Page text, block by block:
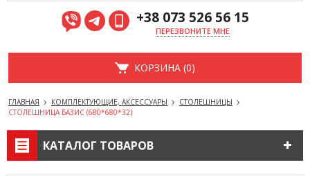
+38 073 526 56 15
ПЕРЕЗВОНИТЕ МНЕ
КОРЗИНА (0)
ГЛАВНАЯ КОМПЛЕКТУЮЩИЕ, АКСЕССУАРЫ
СТОЛЕШНИЦЫ
СТОЛЕШНИЦА БАЗИС (680*680*32)
КАТАЛОГ ТОВАРОВ